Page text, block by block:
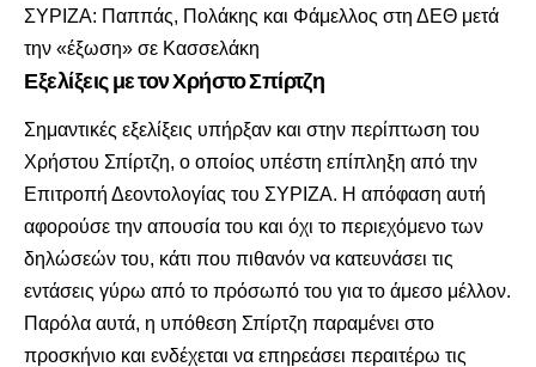
ΣΥΡΙΖΑ: Παππάς, Πολάκης και Φάμελλος στη ΔΕΘ μετά
την «έξωση» σε Κασσελάκη
Εξελίξεις με τον Χρήστο Σπίρτζη
Σημαντικές εξελίξεις υπήρξαν και στην περίπτωση του
Χρήστου Σπίρτζη, ο οποίος υπέστη επίπληξη από την
Επιτροπή Δεοντολογίας του ΣΥΡΙΖΑ. Η απόφαση αυτή
αφορούσε την απουσία του και όχι το περιεχόμενο των
δηλώσεών του, κάτι που πιθανόν να κατευνάσει τις
εντάσεις γύρω από το πρόσωπό του για το άμεσο μέλλον.
Παρόλα αυτά, η υπόθεση Σπίρτζη παραμένει στο
προσκήνιο και ενδέχεται να επηρεάσει περαιτέρω τις